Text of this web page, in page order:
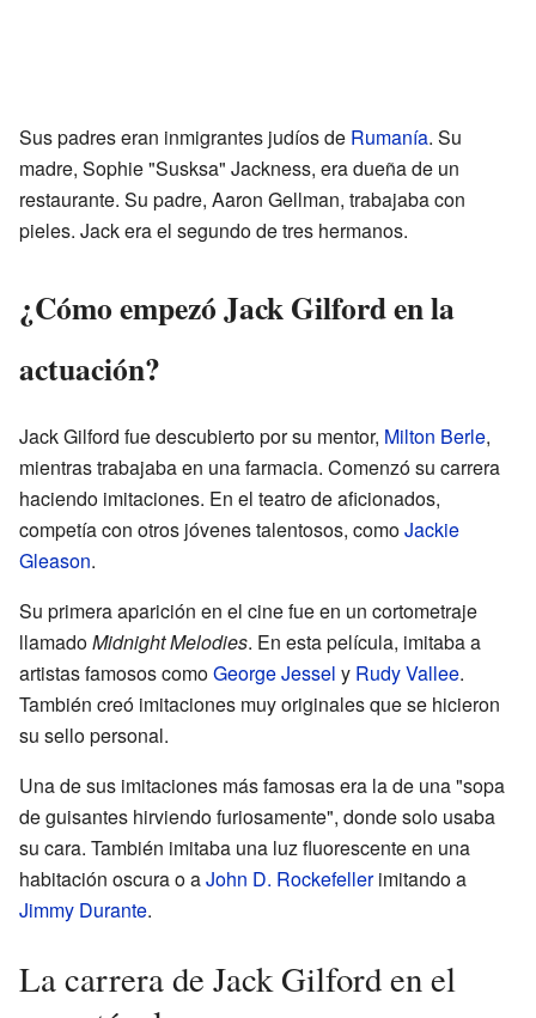
Sus padres eran inmigrantes judíos de Rumanía. Su
madre, Sophie "Susksa" Jackness, era dueña de un
restaurante. Su padre, Aaron Gellman, trabajaba con
pieles. Jack era el segundo de tres hermanos.
¿Cómo empezó Jack Gilford en la
actuación?
Jack Gilford fue descubierto por su mentor, Milton Berle,
mientras trabajaba en una farmacia. Comenzó su carrera
haciendo imitaciones. En el teatro de aficionados,
competía con otros jóvenes talentosos, comoJackie
Gleason.
Su primera aparición en el cine fue en un cortometraje
llamadoMidnight Melodies. En esta película, imitaba a
artistas famosos comoGeorge Jessel y Rudy Vallee.
También creó imitaciones muy originales que se hicieron
su sello personal.
Una de sus imitaciones más famosas era la de una "sopa
de guisantes hirviendo furiosamente", donde solo usaba
su cara. También imitaba una luz fluorescente en una
habitación oscura o aJohn D. Rockefellerimitando a
Jimmy Durante.
La carrera de Jack Gilford en el